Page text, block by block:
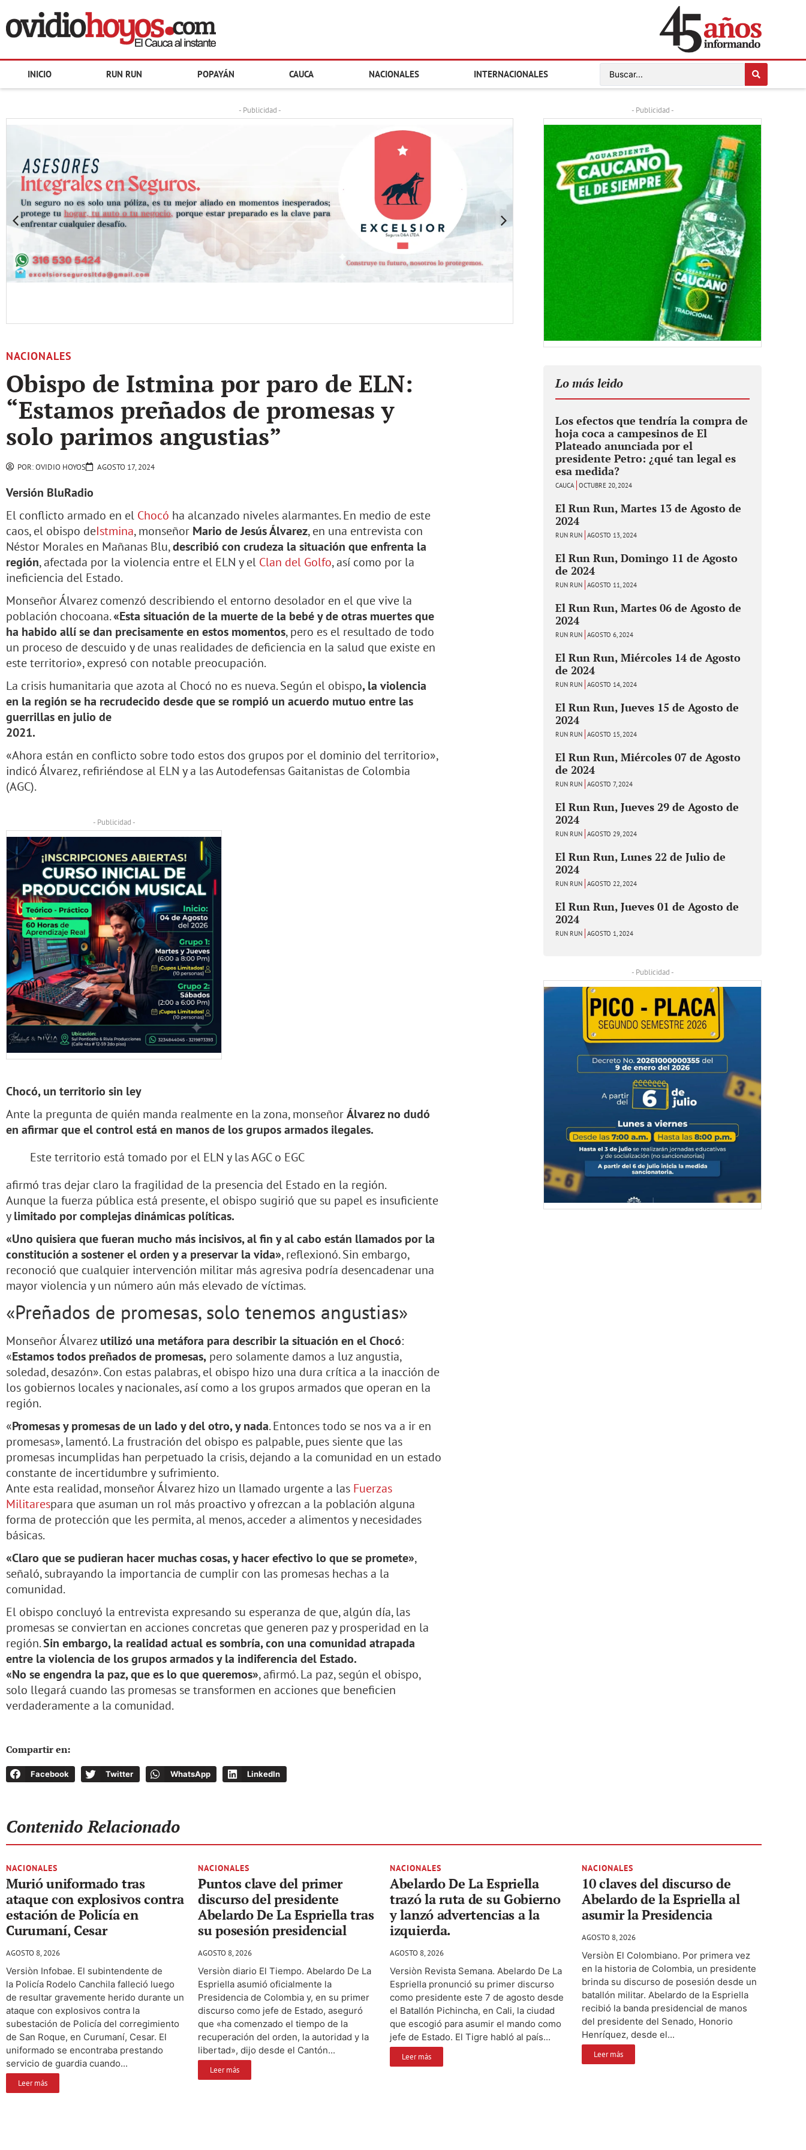
INICIO RUN RUN POPAYÁN CAUCA NACIONALES INTERNACIONALES
- Publicidad -
NACIONALES
Obispo de Istmina por paro de ELN:
“Estamos preñados de promesas y
solo parimos angustias”
POR:OVIDIO HOYOS AGOSTO 17, 2024
Versión BluRadio
El conflicto armado en el Chocó ha alcanzado niveles alarmantes. En medio de este
caos, el obispo deIstmina, monseñor Mario de Jesús Álvarez, en una entrevista con
Néstor Morales en Mañanas Blu,describió con crudeza la situación que enfrenta la
región, afectada por la violencia entre el ELN y el Clan del Golfo, así como por la
ineficiencia del Estado.
Monseñor Álvarez comenzó describiendo el entorno desolador en el que vive la
población chocoana.«Esta situación de la muerte de la bebé y de otras muertes que
ha habido allí se dan precisamente en estos momentos, pero es el resultado de todo
un proceso de descuido y de unas realidades de deficiencia en la salud que existe en
este territorio», expresó con notable preocupación.
La crisis humanitaria que azota al Chocó no es nueva. Según el obispo, la violencia
en la región se ha recrudecido desde que se rompió un acuerdo mutuo entre las
guerrillas en julio de
2021.
«Ahora están en conflicto sobre todo estos dos grupos por el dominio del territorio»,
indicó Álvarez, refiriéndose al ELN y a las Autodefensas Gaitanistas de Colombia
(AGC).
- Publicidad -
Chocó, un territorio sin ley
Ante la pregunta de quién manda realmente en la zona, monseñorÁlvarez no dudó
en afirmar que el control está en manos de los grupos armados ilegales.
Este territorio está tomado por el ELN y las AGC o EGC
afirmó tras dejar claro la fragilidad de la presencia del Estado en la región.
Aunque la fuerza pública está presente, el obispo sugirió que su papel es insuficiente
ylimitado por complejas dinámicas políticas.
«Uno quisiera que fueran mucho más incisivos, al fin y al cabo están llamados por la
constitución a sostener el orden y a preservar la vida», reflexionó. Sin embargo,
reconoció que cualquier intervención militar más agresiva podría desencadenar una
mayor violencia y un número aún más elevado de víctimas.
«Preñados de promesas, solo tenemos angustias»
Monseñor Álvarez utilizó una metáfora para describir la situación en el Chocó:
«Estamos todos preñados de promesas, pero solamente damos a luz angustia,
soledad, desazón». Con estas palabras, el obispo hizo una dura crítica a la inacción de
los gobiernos locales y nacionales, así como a los grupos armados que operan en la
región.
«Promesas y promesas de un lado y del otro, y nada. Entonces todo se nos va a ir en
promesas», lamentó. La frustración del obispo es palpable, pues siente que las
promesas incumplidas han perpetuado la crisis, dejando a la comunidad en un estado
constante de incertidumbre y sufrimiento.
Ante esta realidad, monseñor Álvarez hizo un llamado urgente a las Fuerzas
Militarespara que asuman un rol más proactivo y ofrezcan a la población alguna
forma de protección que les permita, al menos, acceder a alimentos y necesidades
básicas.
«Claro que se pudieran hacer muchas cosas, y hacer efectivo lo que se promete»,
señaló, subrayando la importancia de cumplir con las promesas hechas a la
comunidad.
El obispo concluyó la entrevista expresando su esperanza de que, algún día, las
promesas se conviertan en acciones concretas que generen paz y prosperidad en la
región.Sin embargo, la realidad actual es sombría, con una comunidad atrapada
entre la violencia de los grupos armados y la indiferencia del Estado.
«No se engendra la paz, que es lo que queremos», afirmó. La paz, según el obispo,
solo llegará cuando las promesas se transformen en acciones que beneficien
verdaderamente a la comunidad.
Compartir en:
Facebook Twitter WhatsApp LinkedIn
- Publicidad -
Lo más leido
Los efectos que tendría la compra de
hoja coca a campesinos de El
Plateado anunciada por el
presidente Petro: ¿qué tan legal es
esa medida?
CAUCA OCTUBRE 20, 2024
El Run Run, Martes 13 de Agosto de
2024
RUN RUN AGOSTO 13, 2024
El Run Run, Domingo 11 de Agosto
de 2024
RUN RUN AGOSTO 11, 2024
El Run Run, Martes 06 de Agosto de
2024
RUN RUN AGOSTO 6, 2024
El Run Run, Miércoles 14 de Agosto
de 2024
RUN RUN AGOSTO 14, 2024
El Run Run, Jueves 15 de Agosto de
2024
RUN RUN AGOSTO 15, 2024
El Run Run, Miércoles 07 de Agosto
de 2024
RUN RUN AGOSTO 7, 2024
El Run Run, Jueves 29 de Agosto de
2024
RUN RUN AGOSTO 29, 2024
El Run Run, Lunes 22 de Julio de
2024
RUN RUN AGOSTO 22, 2024
El Run Run, Jueves 01 de Agosto de
2024
RUN RUN AGOSTO 1, 2024
- Publicidad -
Contenido Relacionado
NACIONALES
Murió uniformado tras
ataque con explosivos contra
estación de Policía en
Curumaní, Cesar
AGOSTO 8, 2026
Versiòn Infobae. El subintendente de
la Policía Rodelo Canchila falleció luego
de resultar gravemente herido durante un
ataque con explosivos contra la
subestación de Policía del corregimiento
de San Roque, en Curumaní, Cesar. El
uniformado se encontraba prestando
servicio de guardia cuando...
Leer más
NACIONALES
Puntos clave del primer
discurso del presidente
Abelardo De La Espriella tras
su posesión presidencial
AGOSTO 8, 2026
Versiòn diario El Tiempo. Abelardo De La
Espriella asumió oficialmente la
Presidencia de Colombia y, en su primer
discurso como jefe de Estado, aseguró
que «ha comenzado el tiempo de la
recuperación del orden, la autoridad y la
libertad», dijo desde el Cantón...
Leer más
NACIONALES
Abelardo De La Espriella
trazó la ruta de su Gobierno
y lanzó advertencias a la
izquierda.
AGOSTO 8, 2026
Versiòn Revista Semana. Abelardo De La
Espriella pronunció su primer discurso
como presidente este 7 de agosto desde
el Batallón Pichincha, en Cali, la ciudad
que escogió para asumir el mando como
jefe de Estado. El Tigre habló al país...
Leer más
NACIONALES
10 claves del discurso de
Abelardo de la Espriella al
asumir la Presidencia
AGOSTO 8, 2026
Versiòn El Colombiano. Por primera vez
en la historia de Colombia, un presidente
brinda su discurso de posesión desde un
batallón militar. Abelardo de la Espriella
recibió la banda presidencial de manos
del presidente del Senado, Honorio
Henríquez, desde el...
Leer más